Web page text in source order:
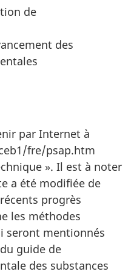
de
des
par Internet à
fre/psap.htm
». Il est à noter
a été modifiée de
progrès
les méthodes
seront mentionnés
guide de
des substances